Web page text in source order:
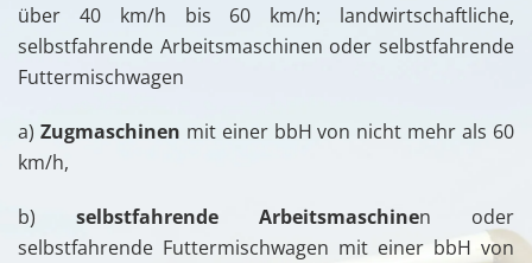
über 40 km/h bis 60 km/h; landwirtschaftliche,
selbstfahrende Arbeitsmaschinen oder selbstfahrende
Futtermischwagen
a) Zugmaschinen mit einer bbH von nicht mehr als 60
km/h,
b) selbstfahrende Arbeitsmaschinen oder
selbstfahrende Futtermischwagen mit einer bbH von